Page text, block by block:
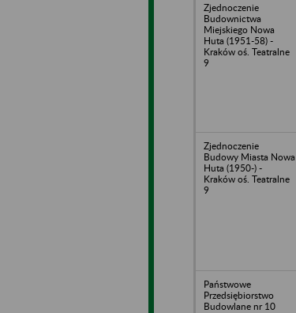
Zjednoczenie
Budownictwa
Miejskiego Nowa
Huta (1951-58) -
Kraków oś. Teatralne
9
Zjednoczenie
Budowy Miasta Nowa
Huta (1950-) -
Kraków oś. Teatralne
9
Państwowe
Przedsiębiorstwo
Budowlane nr 10